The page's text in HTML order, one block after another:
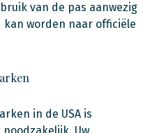
van de pas aanwezig
kan worden naar officiële
in de USA is